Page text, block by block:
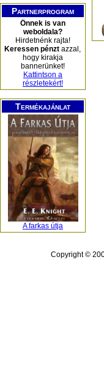
Partnerprogram
Önnek is van
weboldala?
Hirdetnénk rajta!
Keressen pénzt azzal,
hogy kirakja
bannerünket!
Kattintson a
részletekért!
Termékajánlat
A farkas útja
Copyright ©